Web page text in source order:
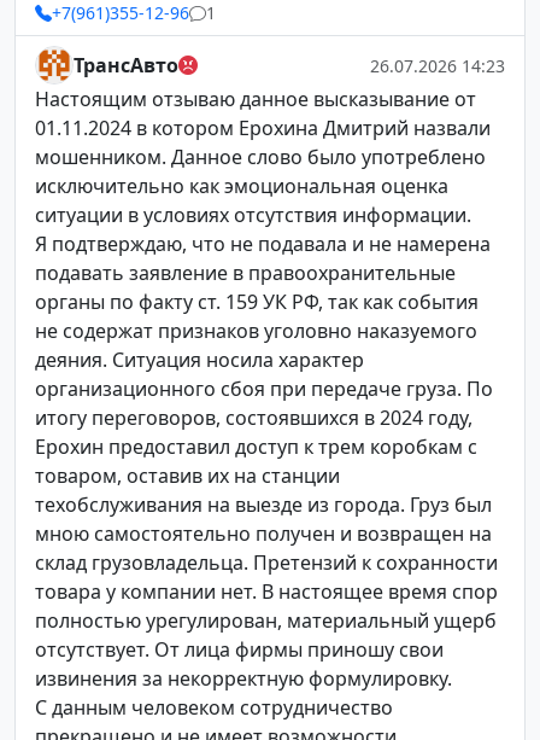
+7(961)355-12-96 1
ТрансАвто 26.07.2026 14:23
Настоящим отзываю данное высказывание от
01.11.2024 в котором Ерохина Дмитрий назвали
мошенником. Данное слово было употреблено
исключительно как эмоциональная оценка
ситуации в условиях отсутствия информации.
Я подтверждаю, что не подавала и не намерена
подавать заявление в правоохранительные
органы по факту ст. 159 УК РФ, так как события
не содержат признаков уголовно наказуемого
деяния. Ситуация носила характер
организационного сбоя при передаче груза. По
итогу переговоров, состоявшихся в 2024 году,
Ерохин предоставил доступ к трем коробкам с
товаром, оставив их на станции
техобслуживания на выезде из города. Груз был
мною самостоятельно получен и возвращен на
склад грузовладельца. Претензий к сохранности
товара у компании нет. В настоящее время спор
полностью урегулирован, материальный ущерб
отсутствует. От лица фирмы приношу свои
извинения за некорректную формулировку.
С данным человеком сотрудничество